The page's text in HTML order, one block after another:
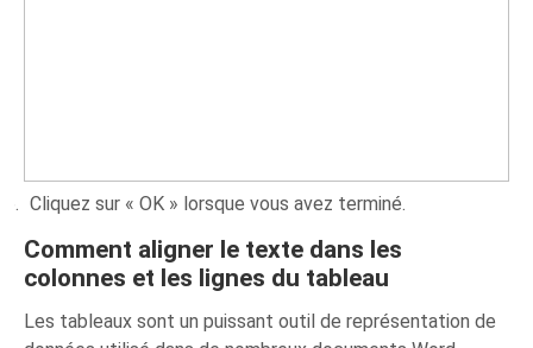
Cliquez sur « OK » lorsque vous avez terminé.
Comment aligner le texte dans les
colonnes et les lignes du tableau
Les tableaux sont un puissant outil de représentation de